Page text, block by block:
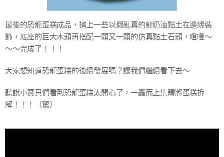
最後的恐龍蛋糕成品，擠上一些以假亂真的鮮奶油黏土在邊緣裝
飾，底座的巨大木頭再搭配一顆又一顆的仿真黏土石頭，噔噔～
～～完成了！！！
大家想知道恐龍蛋糕的後續發展嗎？讓我們繼續看下去～
聽說小寶貝們看到恐龍蛋糕太開心了，一轟而上集體將蛋糕拆
解！！！（驚）